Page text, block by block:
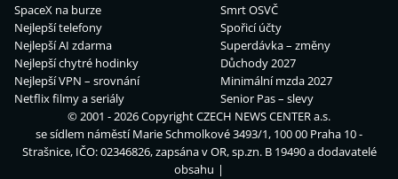
SpaceX na burze
Nejlepší telefony
Nejlepší AI zdarma
Nejlepší chytré hodinky
Nejlepší VPN – srovnání
Netflix filmy a seriály
Smrt OSVČ
Spořicí účty
Superdávka – změny
Důchody 2027
Minimální mzda 2027
Senior Pas – slevy
© 2001 - 2026 CopyrightCZECH NEWS CENTER a.s.
se sídlem náměstí Marie Schmolkové 3493/1, 100 00 Praha 10 -
Strašnice, IČO: 02346826, zapsána v OR, sp.zn. B 19490 a dodavatelé
obsahu